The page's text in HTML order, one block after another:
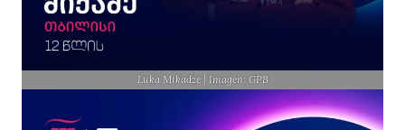
Luka Mikadze | Imagen: GPB